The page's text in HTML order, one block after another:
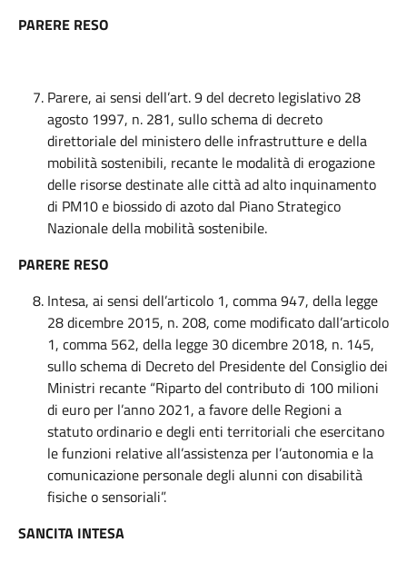
PARERE RESO
Parere, ai sensi dell’art. 9 del decreto legislativo 28
agosto 1997, n. 281, sullo schema di decreto
direttoriale del ministero delle infrastrutture e della
mobilità sostenibili, recante le modalità di erogazione
delle risorse destinate alle città ad alto inquinamento
di PM10 e biossido di azoto dal Piano Strategico
Nazionale della mobilità sostenibile.
PARERE RESO
Intesa, ai sensi dell’articolo 1, comma 947, della legge
28 dicembre 2015, n. 208, come modificato dall’articolo
1, comma 562, della legge 30 dicembre 2018, n. 145,
sullo schema di Decreto del Presidente del Consiglio dei
Ministri recante “Riparto del contributo di 100 milioni
di euro per l’anno 2021, a favore delle Regioni a
statuto ordinario e degli enti territoriali che esercitano
le funzioni relative all’assistenza per l’autonomia e la
comunicazione personale degli alunni con disabilità
fisiche o sensoriali”.
SANCITA INTESA